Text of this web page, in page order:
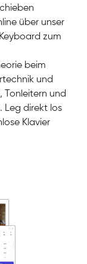
über unser
zum
beim
und
Tonleitern und
Leg direkt los
Klavier